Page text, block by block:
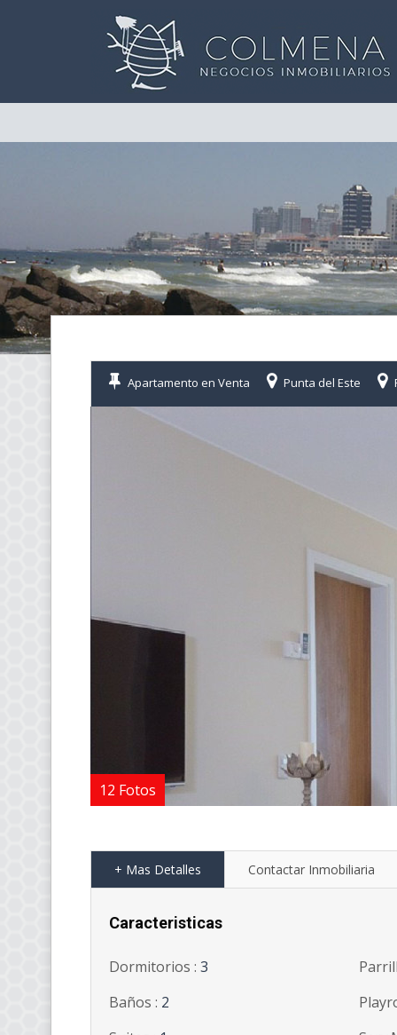
Apartamento en Venta Punta del Este
12 Fotos
+ Mas Detalles Contactar Inmobiliaria
Caracteristicas
Dormitorios : 3
Baños : 2